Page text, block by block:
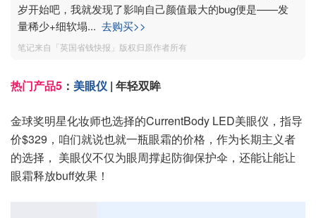
岁开始吧，我就发现了影响自己颜值最大的bug便是——发
量稀少+细软塌... 去购买>>
笔记来自「英国省钱快报」版权归原作者所有
热门产品5 ： 美眼仪 | 年轻双眸
金球奖明星化妆师也选择的CurrentBody LED美眼仪，指导
价$329，咱们就说也就一瓶眼霜的价格，作为长期主义者
的选择， 美眼仪不仅为眼周撑起防御保护伞，还能让能让
眼霜释放buff效果！